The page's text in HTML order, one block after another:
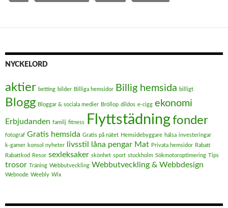
NYCKELORD
aktier betting bilder Billiga hemsidor Billig hemsida billigt
Blogg Bloggar & sociala medier Bröllop dildos e-cigg ekonomi
Erbjudanden familj fitness Flyttstädningfonder
fotograf Gratis hemsida Gratis på nätet Hemsidebyggare hälsa investeringar
k-gamer konsol nyheter livsstil låna pengar Mat Privata hemsidor Rabatt
Rabattkod
Resor sexleksaker skönhet sport stockholm Sökmotoroptimering Tips
trosor Träning Webbutveckling Webbutveckling & Webbdesign
Webnode Weebly Wix